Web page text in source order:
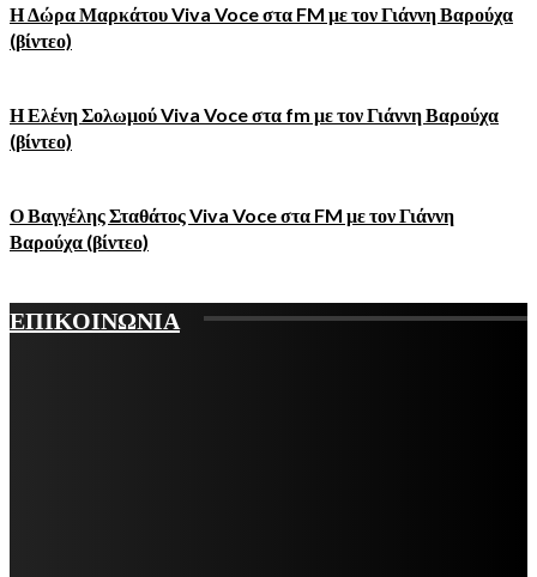
Η Δώρα Μαρκάτου Viva Voce στα FM με τον Γιάννη Βαρούχα
(βίντεο)
Η Ελένη Σολωμού Viva Voce στα fm με τον Γιάννη Βαρούχα
(βίντεο)
Ο Βαγγέλης Σταθάτος Viva Voce στα FM με τον Γιάννη
Βαρούχα (βίντεο)
ΕΠΙΚΟΙΝΩΝΙΑ